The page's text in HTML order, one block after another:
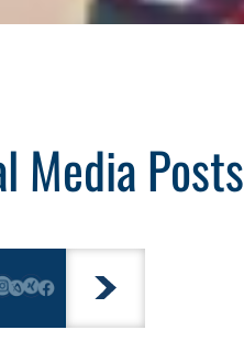
Media Posts